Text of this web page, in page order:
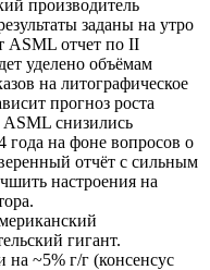
производитель
заданы на утро
ASML отчет по II
уделено объёмам
на литографическое
прогноз роста
снизились
года на фоне вопросов о
отчёт с сильным
настроения на
гигант.
~5% г/г (консенсус